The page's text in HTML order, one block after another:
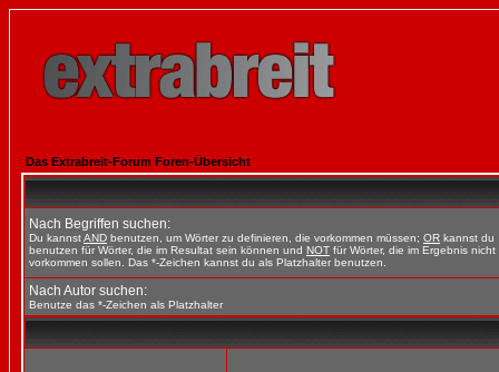
Das Extrabreit-Forum Foren-Übersicht
Nach Begriffen suchen:
Du kannstAND benutzen, um Wörter zu definieren, die vorkommen müssen; OR kannst du
benutzen für Wörter, die im Resultat sein können und NOT für Wörter, die im Ergebnis nicht
vorkommen sollen. Das *-Zeichen kannst du als Platzhalter benutzen.
Nach Autor suchen:
Benutze das *-Zeichen als Platzhalter